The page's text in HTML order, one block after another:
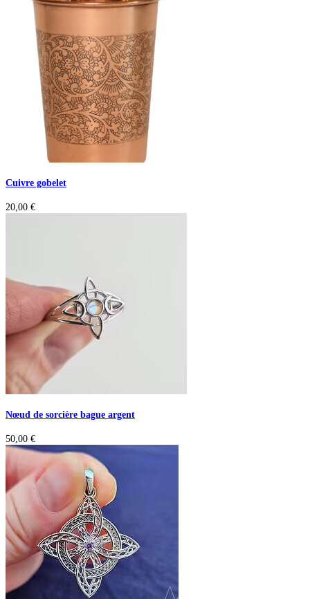
Cuivre gobelet
20,00 €
Nœud de sorcière bague argent
50,00 €